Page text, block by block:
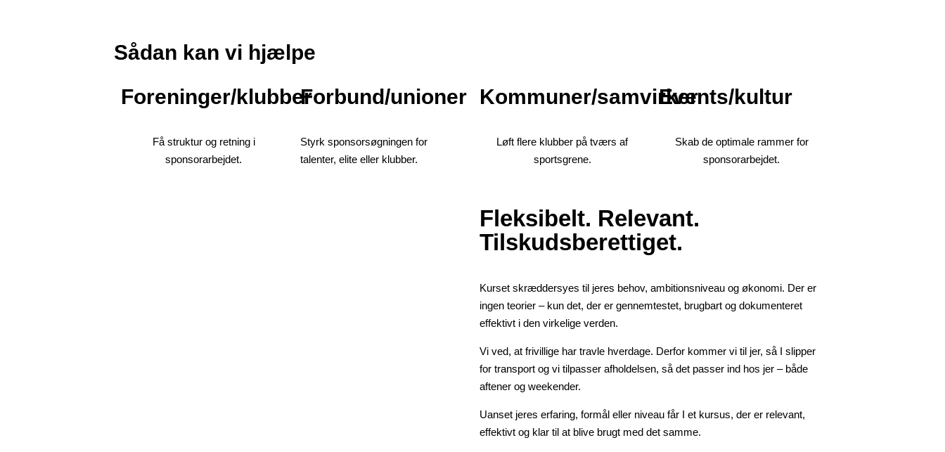
Sådan kan vi hjælpe
Foreninger/klubber
Få struktur og retning i
sponsorarbejdet.
Forbund/unioner
Styrk sponsorsøgningen for
talenter, elite eller klubber.
Kommuner/samvirker
Løft flere klubber på tværs af
sportsgrene.
Events/kultur
Skab de optimale rammer for
sponsorarbejdet.
Fleksibelt. Relevant.
Tilskudsberettiget.
Kurset skræddersyes til jeres behov, ambitionsniveau og økonomi. Der er
ingen teorier – kun det, der er gennemtestet, brugbart og dokumenteret
effektivt i den virkelige verden.
Vi ved, at frivillige har travle hverdage. Derfor kommer vi til jer, så I slipper
for transport og vi tilpasser afholdelsen, så det passer ind hos jer – både
aftener og weekender.
Uanset jeres erfaring, formål eller niveau får I et kursus, der er relevant,
effektivt og klar til at blive brugt med det samme.